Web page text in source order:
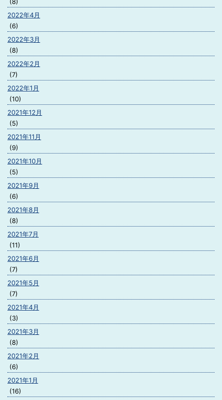
2022年4月
(6)
2022年3月
(8)
2022年2月
(7)
2022年1月
(10)
2021年12月
(5)
2021年11月
(9)
2021年10月
(5)
2021年9月
(6)
2021年8月
(8)
2021年7月
(11)
2021年6月
(7)
2021年5月
(7)
2021年4月
(3)
2021年3月
(8)
2021年2月
(6)
2021年1月
(16)